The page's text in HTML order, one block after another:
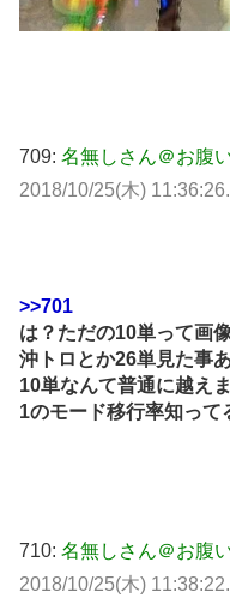
709: 名無しさん＠お腹
2018/10/25(木)
>>701
は？ただの10単って画
沖トロとか26単見た事
10単なんて普通に越え
1のモード移行率知って
710: 名無しさん＠お腹
2018/10/25(木)